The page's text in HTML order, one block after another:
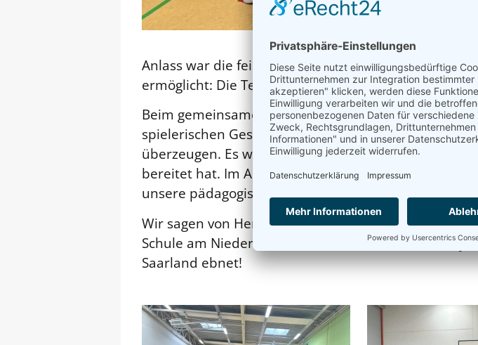
Anlass war die feierliche Überreichung einer
ermöglicht: Die Teilnahme an den National Special
Beim gemeinsamen Probetraining konnten sich die
spielerischen Geschick, der Treffsicherheit und
überzeugen. Es war ein motivierender Austausch
bereitet hat. Im Anschluss an die sportliche Einheit
unsere pädagogische Arbeit und unsere
Wir sagen von Herzen Danke für diese wertvolle
Schule am Niedermühlenhof und des Helmholtz
Saarland ebnet!